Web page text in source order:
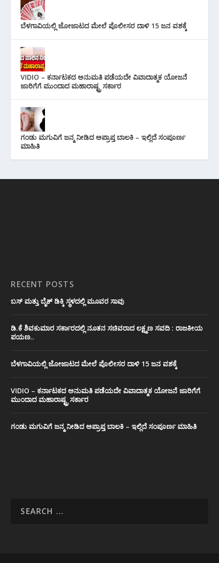
ಬೆಳಗಾವಿಯಲ್ಲಿ ಜೋಜಾಟದ ಮೇಲೆ ಪೊಲೀಸರ ದಾಳಿ 15 ಜನ ವಶಕ್ಕೆ
VIDIO – ಕರ್ನಾಟಕದ ಅನುಮತಿ ಪಡೆಯದೇ ವಿವಾದಾತ್ಮಕ ಯೋಜನೆ
ಜಾರಿಗೆಗೆ ಮುಂದಾದ ಮಹಾರಾಷ್ಟ್ರ ಸರ್ಕಾರ
ಗಂಡು ಮಗುವಿಗೆ ಜನ್ಮ ನೀಡಿದ ಅಪ್ರಾಪ್ತ ಬಾಲಕಿ – ಇಲ್ಲಿದೆ ಸಂಪೂರ್ಣ
ಮಾಹಿತಿ
RECENT POSTS
ಬಸ್ ಮತ್ತು ಬೈಕ್ ಡಿಕ್ಕಿ ಸ್ಥಳದಲ್ಲಿ ಮೂವರ ಸಾವು
ಡಿ.ಕೆ ಶಿವಕುಮಾರ ಸರ್ಕಾರದಲ್ಲಿ ನೂತನ ಸಚಿವರಾದ ಲಕ್ಷ್ಮಣ ಸವದಿ : ರಾಜಕೀಯ
ಪಯಣ..
ಬೆಳಗಾವಿಯಲ್ಲಿ ಜೋಜಾಟದ ಮೇಲೆ ಪೊಲೀಸರ ದಾಳಿ 15 ಜನ ವಶಕ್ಕೆ
VIDIO – ಕರ್ನಾಟಕದ ಅನುಮತಿ ಪಡೆಯದೇ ವಿವಾದಾತ್ಮಕ ಯೋಜನೆ ಜಾರಿಗೆಗೆ
ಮುಂದಾದ ಮಹಾರಾಷ್ಟ್ರ ಸರ್ಕಾರ
ಗಂಡು ಮಗುವಿಗೆ ಜನ್ಮ ನೀಡಿದ ಅಪ್ರಾಪ್ತ ಬಾಲಕಿ – ಇಲ್ಲಿದೆ ಸಂಪೂರ್ಣ ಮಾಹಿತಿ